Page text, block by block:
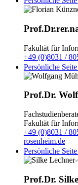
Fakultät für
+49 (0)8031 /
Persönliche
Prof.Dr.
Fakultät für
+49 (0)8031 /
rosenheim.de
Persönliche
Prof.Dr.